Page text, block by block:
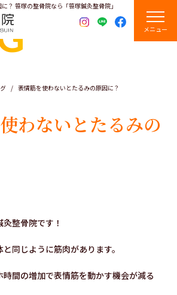
？ 笹塚の整骨院なら「笹塚鍼灸整骨院」
メニュー
表情筋を使わないとたるみの原因に？
わないとたるみの
整骨院です！
同じように筋肉があります。
間の増加で表情筋を動かす機会が減る